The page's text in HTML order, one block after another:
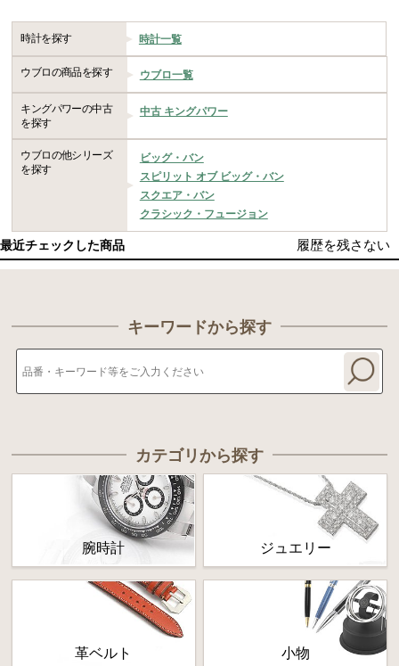
時計を探す 時計一覧
ウブロの商品を探す ウブロ一覧
キングパワーの中古
を探す
中古 キングパワー
ウブロの他シリーズ
を探す
ビッグ・バン
スピリット オブ ビッグ・バン
スクエア・バン
クラシック・フュージョン
最近チェックした商品 履歴を残さない
キーワードから探す
カテゴリから探す
腕時計 ジュエリー
革ベルト 小物